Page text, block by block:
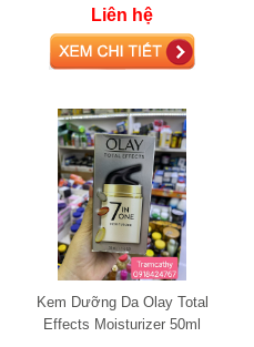
Liên hệ
Kem Dưỡng Da Olay Total
Effects Moisturizer 50ml